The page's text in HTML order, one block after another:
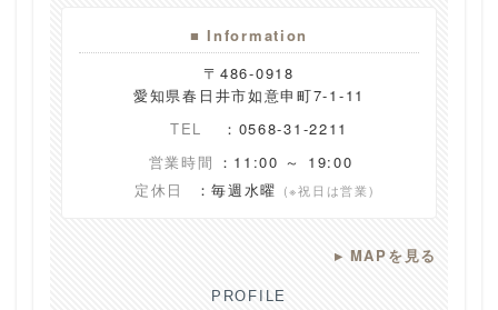
■ Information
〒486-0918
愛知県春日井市如意申町7-1-11
TEL
：0568-31-2211
営業時間 ：11:00 ～ 19:00
定休日
：毎週水曜 (※祝日は営業)
▸ MAPを見る
PROFILE